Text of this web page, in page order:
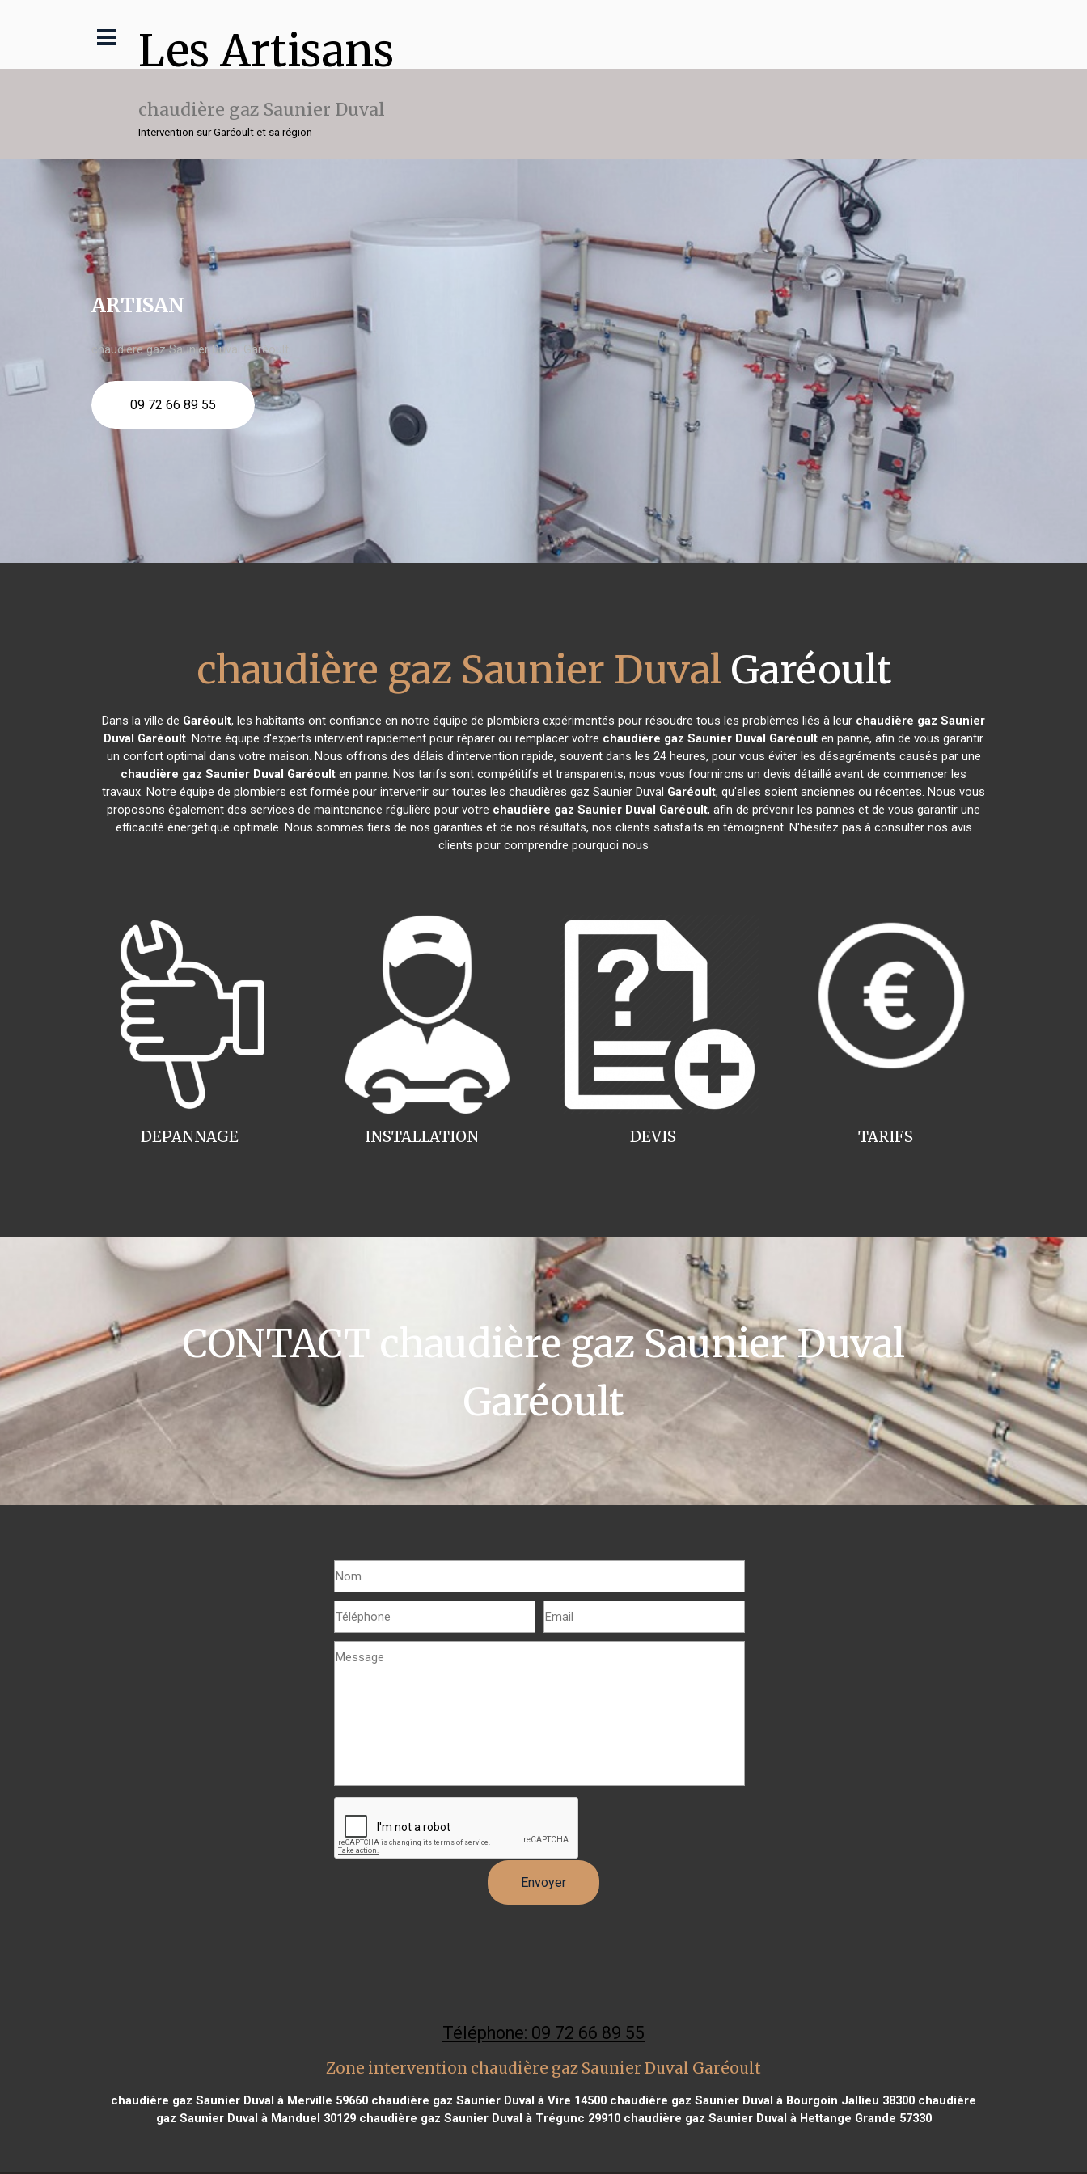
Les Artisans
chaudière gaz Saunier Duval
Intervention sur Garéoult et sa région
ARTISAN
chaudière gaz Saunier Duval Garéoult
09 72 66 89 55
chaudière gaz Saunier Duval Garéoult
Dans la ville de Garéoult, les habitants ont confiance en notre équipe de plombiers expérimentés pour résoudre tous les problèmes liés à leur chaudière gaz Saunier
Duval Garéoult. Notre équipe d'experts intervient rapidement pour réparer ou remplacer votre chaudière gaz Saunier Duval Garéoult en panne, afin de vous garantir
un confort optimal dans votre maison. Nous offrons des délais d'intervention rapide, souvent dans les 24 heures, pour vous éviter les désagréments causés par une
chaudière gaz Saunier Duval Garéoult en panne. Nos tarifs sont compétitifs et transparents, nous vous fournirons un devis détaillé avant de commencer les
travaux. Notre équipe de plombiers est formée pour intervenir sur toutes les chaudières gaz Saunier Duval Garéoult, qu'elles soient anciennes ou récentes. Nous vous
proposons également des services de maintenance régulière pour votre chaudière gaz Saunier Duval Garéoult, afin de prévenir les pannes et de vous garantir une
efficacité énergétique optimale. Nous sommes fiers de nos garanties et de nos résultats, nos clients satisfaits en témoignent. N'hésitez pas à consulter nos avis
clients pour comprendre pourquoi nous
INSTALLATION
DEPANNAGE TARIFS
DEVIS
CONTACT chaudière gaz Saunier Duval
Garéoult
Téléphone: 09 72 66 89 55
Zone intervention chaudière gaz Saunier Duval Garéoult
chaudière gaz Saunier Duval à Merville 59660 chaudière gaz Saunier Duval à Vire 14500 chaudière gaz Saunier Duval à Bourgoin Jallieu 38300 chaudière
gaz Saunier Duval à Manduel 30129chaudière gaz Saunier Duval à Trégunc 29910chaudière gaz Saunier Duval à Hettange Grande 57330